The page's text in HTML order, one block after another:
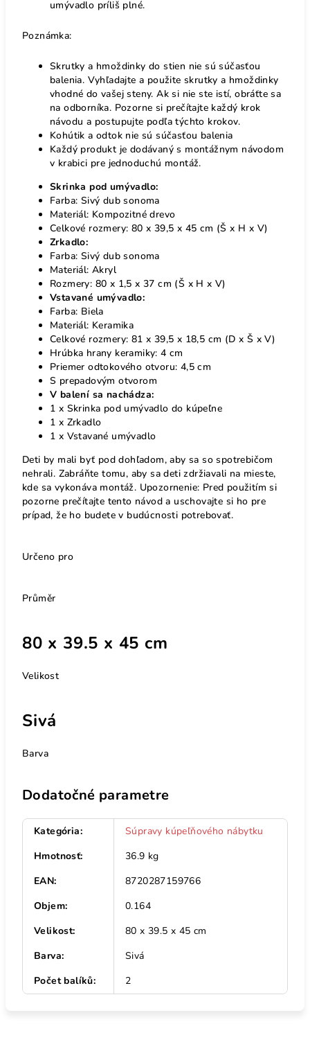
umývadlo príliš plné.
Poznámka:
Skrutky a hmoždinky do stien nie sú súčasťou
balenia. Vyhľadajte a použite skrutky a hmoždinky
vhodné do vašej steny. Ak si nie ste istí, obráťte sa
na odborníka. Pozorne si prečítajte každý krok
návodu a postupujte podľa týchto krokov.
Kohútik a odtok nie sú súčasťou balenia
Každý produkt je dodávaný s montážnym návodom
v krabici pre jednoduchú montáž.
Skrinka pod umývadlo:
Farba: Sivý dub sonoma
Materiál: Kompozitné drevo
Celkové rozmery: 80 x 39,5 x 45 cm (Š x H x V)
Zrkadlo:
Farba: Sivý dub sonoma
Materiál: Akryl
Rozmery: 80 x 1,5 x 37 cm (Š x H x V)
Vstavané umývadlo:
Farba: Biela
Materiál: Keramika
Celkové rozmery: 81 x 39,5 x 18,5 cm (D x Š x V)
Hrúbka hrany keramiky: 4 cm
Priemer odtokového otvoru: 4,5 cm
S prepadovým otvorom
V balení sa nachádza:
1 x Skrinka pod umývadlo do kúpeľne
1 x Zrkadlo
1 x Vstavané umývadlo
Deti by mali byť pod dohľadom, aby sa so spotrebičom
nehrali. Zabráňte tomu, aby sa deti zdržiavali na mieste,
kde sa vykonáva montáž. Upozornenie: Pred použitím si
pozorne prečítajte tento návod a uschovajte si ho pre
prípad, že ho budete v budúcnosti potrebovať.
Určeno pro
Průměr
80 x 39.5 x 45 cm
Velikost
Sivá
Barva
Dodatočné parametre
Kategória:
Súpravy kúpeľňového nábytku
Hmotnosť:
36.9 kg
EAN:
8720287159766
Objem:
0.164
Velikost:
80 x 39.5 x 45 cm
Barva:
Sivá
Počet balíků: 2